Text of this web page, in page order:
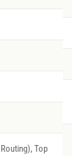
Top